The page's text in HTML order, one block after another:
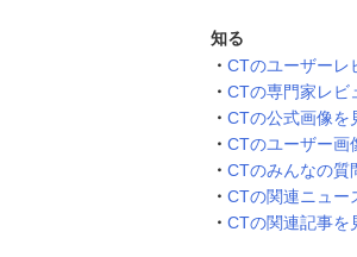
知る
CTのユーザーレ
CTの専門家レビ
CTの公式画像を
CTのユーザー画
CTのみんなの質
CTの関連ニュー
CTの関連記事を